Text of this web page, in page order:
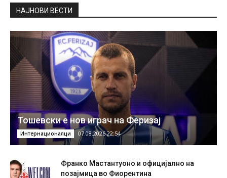
НAЈНОВИ ВЕСТИ
Тошевски е нов играч на Феризај
Интернационалци 07.08.2026 22:54
Франко Мастантуоно и официјално на
позајмица во Фиорентина